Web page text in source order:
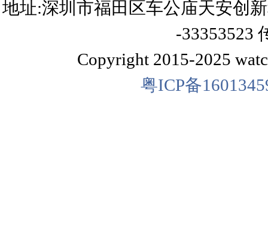
地址:深圳市福田区车公庙天安创
-33353523
Copyright 2015-2025
粤ICP备